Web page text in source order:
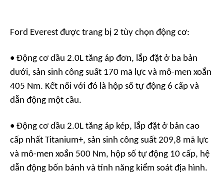
Ford Everest được trang bị 2 tùy chọn động cơ:
• Động cơ dầu 2.0L tăng áp đơn, lắp đặt ở ba bản
dưới, sản sinh công suất 170 mã lực và mô-men xoắn
405 Nm. Kết nối với đó là hộp số tự động 6 cấp và
dẫn động một cầu.
• Động cơ dầu 2.0L tăng áp kép, lắp đặt ở bản cao
cấp nhất Titanium+, sản sinh công suất 209,8 mã lực
và mô-men xoắn 500 Nm, hộp số tự động 10 cấp, hệ
dẫn động bốn bánh và tính năng kiểm soát địa hình.